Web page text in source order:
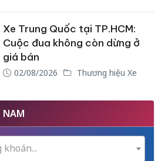
Xe Trung Quốc tại TP.HCM:
Cuộc đua không còn dừng ở
giá bán
02/08/2026 Thương hiệu Xe
NAM